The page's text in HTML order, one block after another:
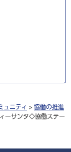
ュニティ > 協働の推進
ーサンタ◇協働ステー